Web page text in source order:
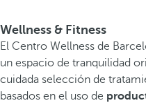
Wellness & Fitness
El Centro Wellness de
un espacio de tranquilidad
cuidada selección de
basados en el uso de